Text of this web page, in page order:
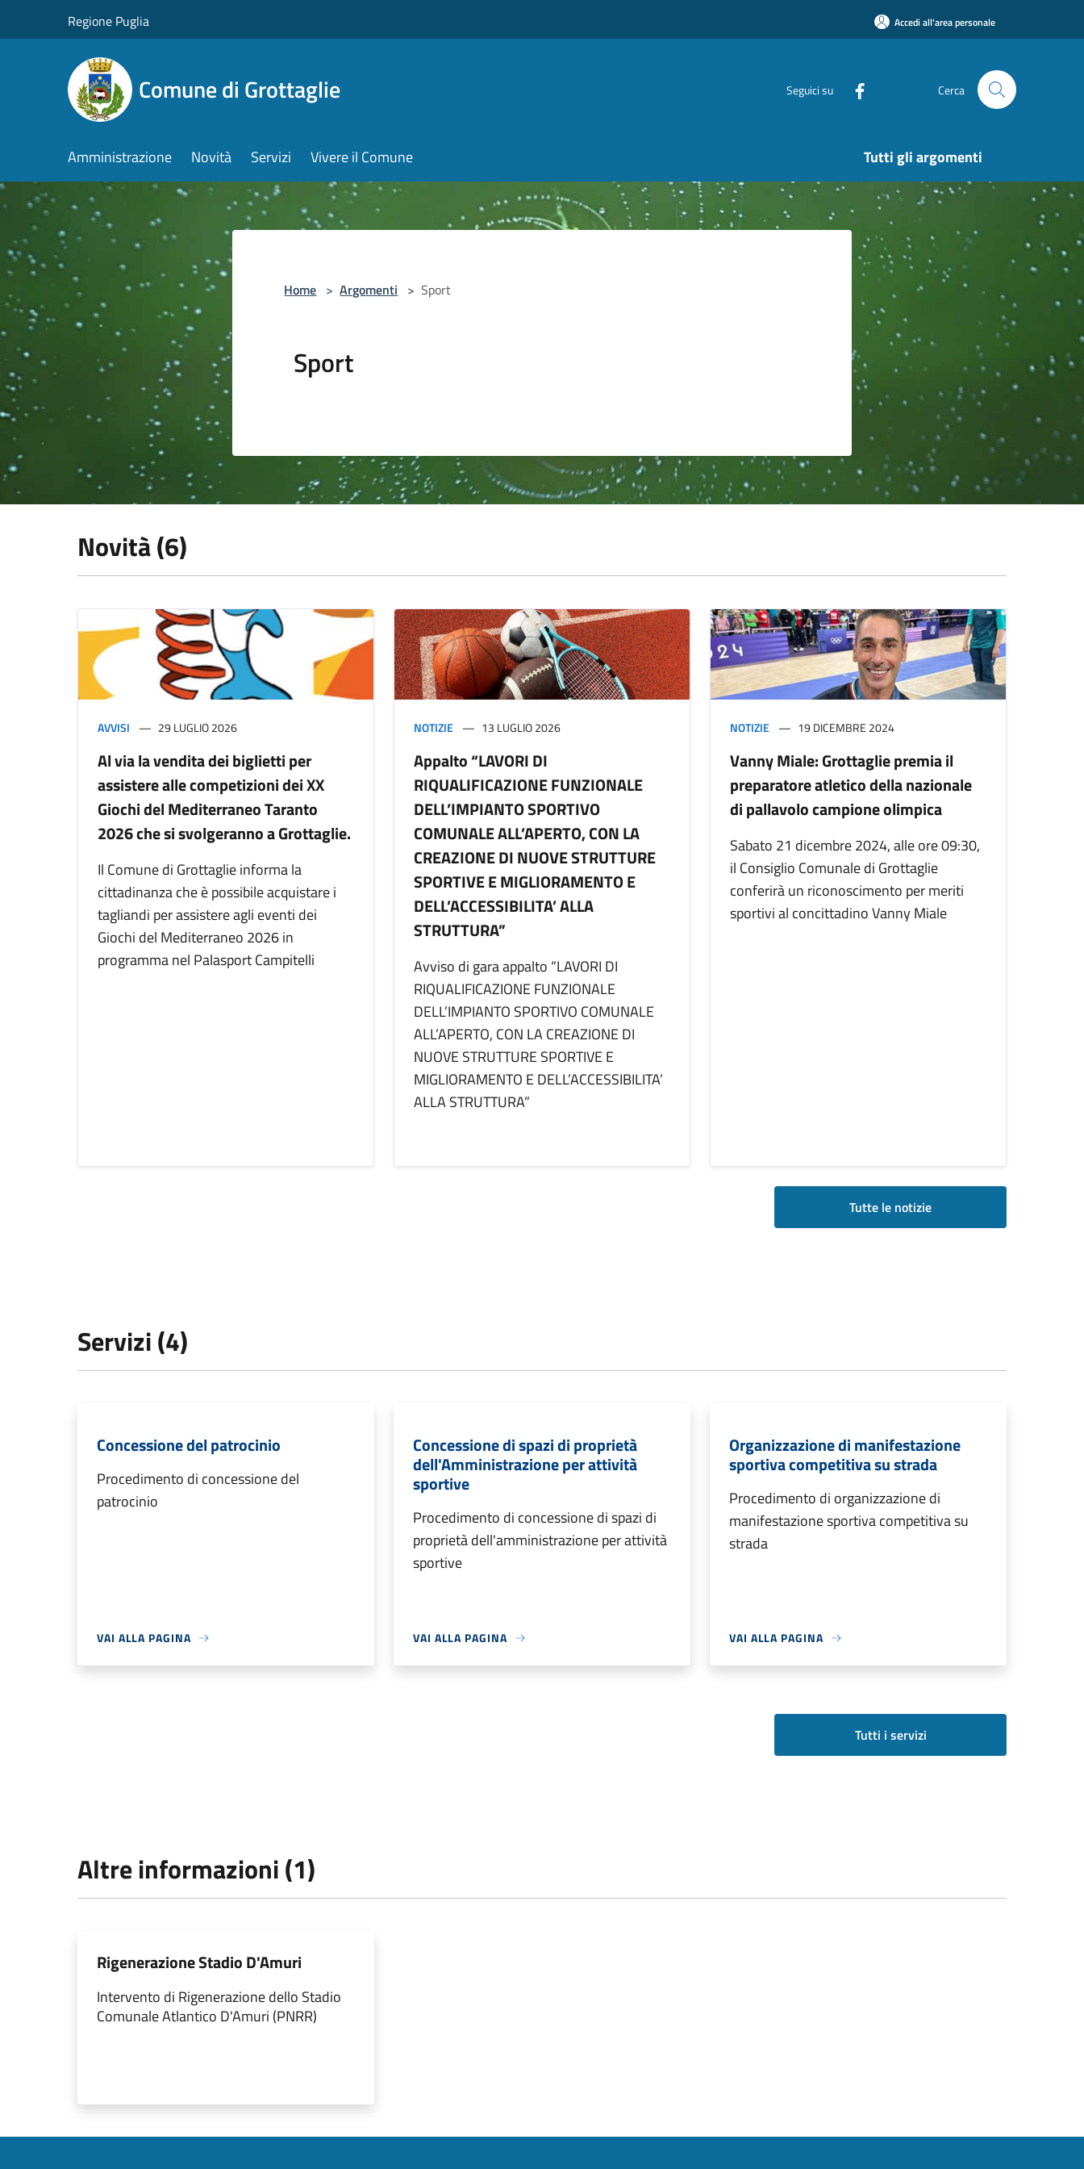
Regione Puglia Accedi all'area personale
Comune di Grottaglie Seguici su Cerca
Amministrazione Novità Servizi Vivere il Comune Tutti gli argomenti
Home > Argomenti > Sport
Sport
Novità (6)
AVVISI 29 LUGLIO 2026
Al via la vendita dei biglietti per
assistere alle competizioni dei XX
Giochi del Mediterraneo Taranto
2026 che si svolgeranno a Grottaglie.
Il Comune di Grottaglie informa la
cittadinanza che è possibile acquistare i
tagliandi per assistere agli eventi dei
Giochi del Mediterraneo 2026 in
programma nel Palasport Campitelli
NOTIZIE 13 LUGLIO 2026
Appalto “LAVORI DI
RIQUALIFICAZIONE FUNZIONALE
DELL’IMPIANTO SPORTIVO
COMUNALE ALL’APERTO, CON LA
CREAZIONE DI NUOVE STRUTTURE
SPORTIVE E MIGLIORAMENTO E
DELL’ACCESSIBILITA’ ALLA
STRUTTURA”
Avviso di gara appalto “LAVORI DI
RIQUALIFICAZIONE FUNZIONALE
DELL’IMPIANTO SPORTIVO COMUNALE
ALL’APERTO, CON LA CREAZIONE DI
NUOVE STRUTTURE SPORTIVE E
MIGLIORAMENTO E DELL’ACCESSIBILITA’
ALLA STRUTTURA”
NOTIZIE 19 DICEMBRE 2024
Vanny Miale: Grottaglie premia il
preparatore atletico della nazionale
di pallavolo campione olimpica
Sabato 21 dicembre 2024, alle ore 09:30,
il Consiglio Comunale di Grottaglie
conferirà un riconoscimento per meriti
sportivi al concittadino Vanny Miale
Tutte le notizie
Servizi (4)
Concessione del patrocinio
Procedimento di concessione del
patrocinio
VAI ALLA PAGINA
Concessione di spazi di proprietà
dell'Amministrazione per attività
sportive
Procedimento di concessione di spazi di
proprietà dell'amministrazione per attività
sportive
VAI ALLA PAGINA
Organizzazione di manifestazione
sportiva competitiva su strada
Procedimento di organizzazione di
manifestazione sportiva competitiva su
strada
VAI ALLA PAGINA
Tutti i servizi
Altre informazioni (1)
Rigenerazione Stadio D'Amuri
Intervento di Rigenerazione dello Stadio
Comunale Atlantico D'Amuri (PNRR)